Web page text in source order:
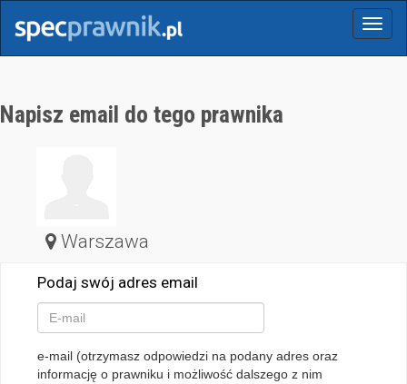
Menu
Napisz email do tego prawnika
Warszawa
Podaj swój adres email
e-mail (otrzymasz odpowiedzi na podany adres oraz
informację o prawniku i możliwość dalszego z nim